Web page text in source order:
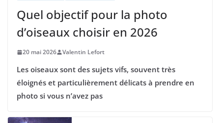
Quel objectif pour la photo
d’oiseaux choisir en 2026
20 mai 2026 Valentin Lefort
Les oiseaux sont des sujets vifs, souvent très
éloignés et particulièrement délicats à prendre en
photo si vous n’avez pas